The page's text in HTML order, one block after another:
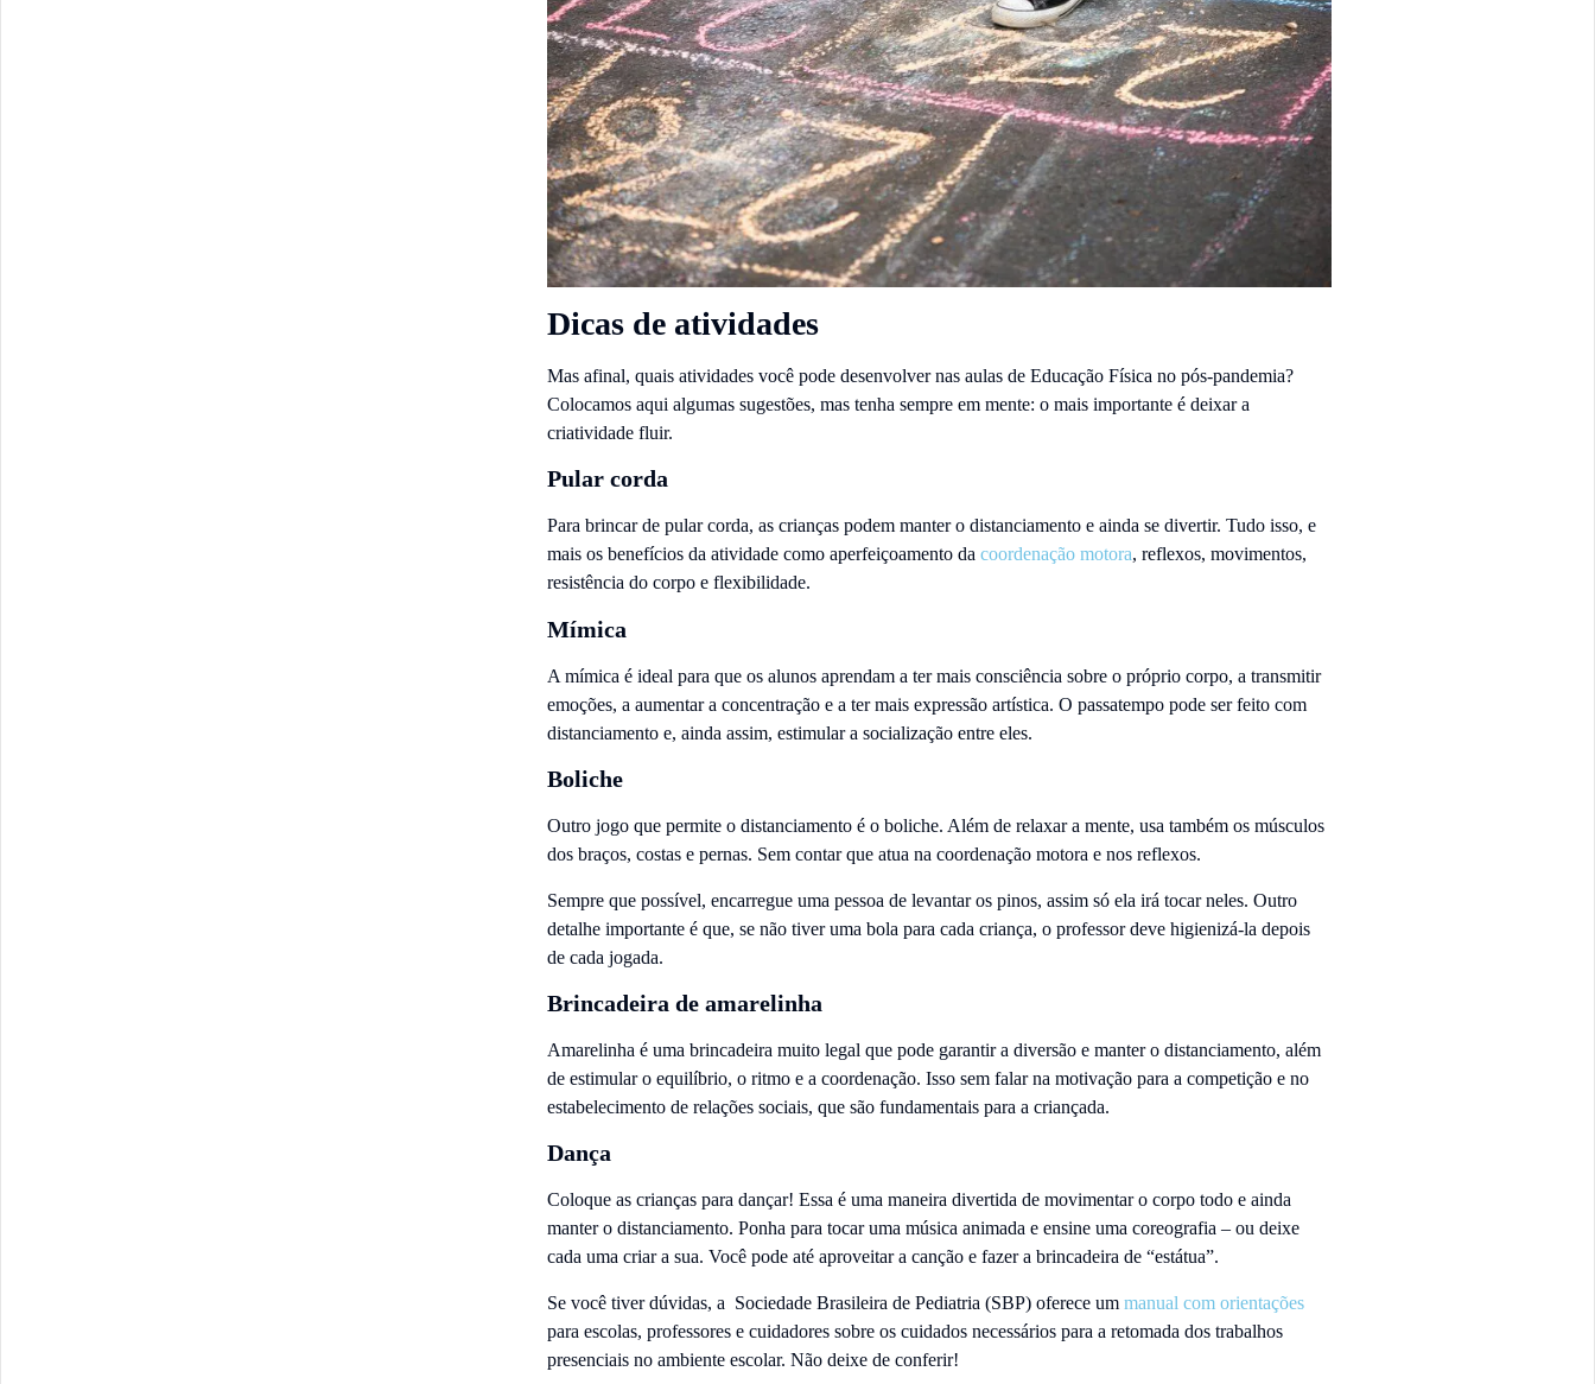
Dicas de atividades
Mas afinal, quais atividades você pode desenvolver nas aulas de Educação Física no pós-pandemia?
Colocamos aqui algumas sugestões, mas tenha sempre em mente: o mais importante é deixar a
criatividade fluir.
Pular corda
Para brincar de pular corda, as crianças podem manter o distanciamento e ainda se divertir. Tudo isso, e
mais os benefícios da atividade como aperfeiçoamento da coordenação motora, reflexos, movimentos,
resistência do corpo e flexibilidade.
Mímica
A mímica é ideal para que os alunos aprendam a ter mais consciência sobre o próprio corpo, a transmitir
emoções, a aumentar a concentração e a ter mais expressão artística. O passatempo pode ser feito com
distanciamento e, ainda assim, estimular a socialização entre eles.
Boliche
Outro jogo que permite o distanciamento é o boliche. Além de relaxar a mente, usa também os músculos
dos braços, costas e pernas. Sem contar que atua na coordenação motora e nos reflexos.
Sempre que possível, encarregue uma pessoa de levantar os pinos, assim só ela irá tocar neles. Outro
detalhe importante é que, se não tiver uma bola para cada criança, o professor deve higienizá-la depois
de cada jogada.
Brincadeira de amarelinha
Amarelinha é uma brincadeira muito legal que pode garantir a diversão e manter o distanciamento, além
de estimular o equilíbrio, o ritmo e a coordenação. Isso sem falar na motivação para a competição e no
estabelecimento de relações sociais, que são fundamentais para a criançada.
Dança
Coloque as crianças para dançar! Essa é uma maneira divertida de movimentar o corpo todo e ainda
manter o distanciamento. Ponha para tocar uma música animada e ensine uma coreografia – ou deixe
cada uma criar a sua. Você pode até aproveitar a canção e fazer a brincadeira de “estátua”.
Se você tiver dúvidas, a Sociedade Brasileira de Pediatria (SBP) oferece um manual com orientações
para escolas, professores e cuidadores sobre os cuidados necessários para a retomada dos trabalhos
presenciais no ambiente escolar. Não deixe de conferir!